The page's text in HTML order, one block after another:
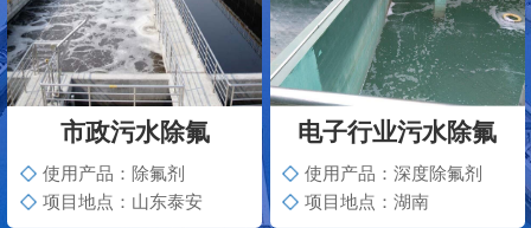
市政污水除氟
使用产品：除氟剂
项目地点：山东泰安
电子行业污水除氟
使用产品：深度除氟剂
项目地点：湖南